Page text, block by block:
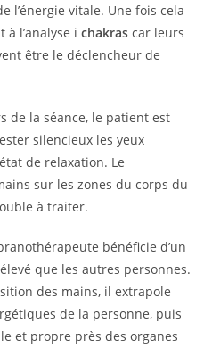
l’énergie vitale. Une fois cela
à l’analyse ichakras car leurs
être le déclencheur de
de la séance, le patient est
silencieux les yeux
de relaxation. Le
sur les zones du corps du
à traiter.
bénéficie d’un
que les autres personnes.
des mains, il extrapole
de la personne, puis
et propre près des organes